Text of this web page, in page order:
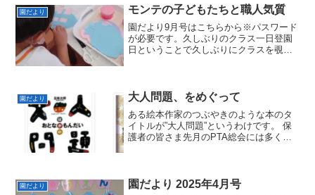
園だより モンテの子どもたちと職人気質
園だより9月号はこちらから※パスワード
が必要です。久しぶりのクラス一日登園
日ということで久しぶりにクラスを覗い
スは静かにオシゴトをす...
園だより 大人問題、をめぐって
ある絵本作家のつぶやきのような本のタ
イトルが”大人問題”というわけです。 保
護者の皆さま先月のPTA総会には多くの
す。前任地では父母の会...
園だより 園だより 2025年4月号